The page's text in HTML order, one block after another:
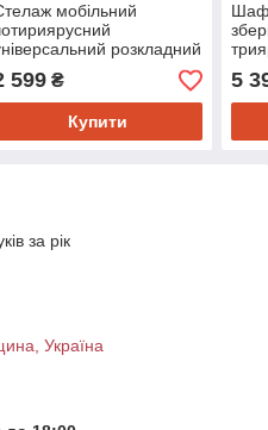
мобільний
розкладний
нержавіючої сталі
Чорний SW-
599₴
Купити
5
за рік
Україна